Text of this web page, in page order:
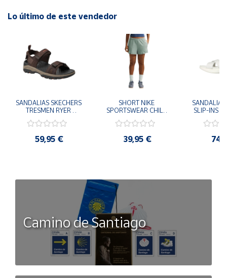
Lo último de este vendedor
SANDALIAS SKECHERS
TRESMEN RYER
205112-CHOC
COMODAS
59,95 €
SHORT NIKE
SPORTSWEAR CHILL
006 PANTALONES
39,95 €
SANDALIAS
SLIP-INS
Camino de Santiago